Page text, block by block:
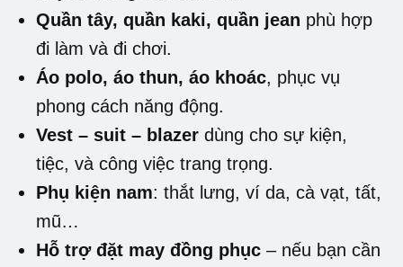
Quần tây, quần kaki, quần jean phù hợp
đi làm và đi chơi.
Áo polo, áo thun, áo khoác, phục vụ
phong cách năng động.
Vest – suit – blazer dùng cho sự kiện,
tiệc, và công việc trang trọng.
Phụ kiện nam: thắt lưng, ví da, cà vạt, tất,
mũ…
Hỗ trợ đặt may đồng phục – nếu bạn cần